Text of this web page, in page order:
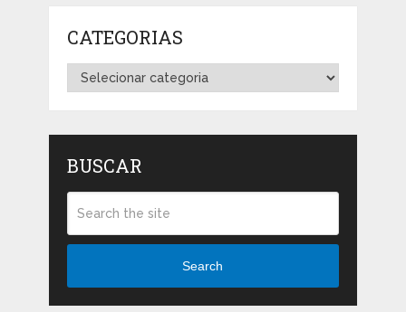
CATEGORIAS
Categorias
BUSCAR
Search